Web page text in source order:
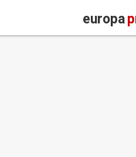
europa